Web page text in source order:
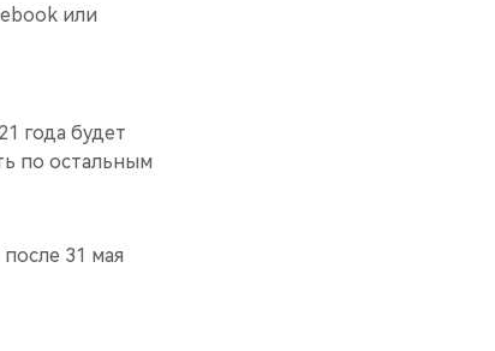
или
года будет
по остальным
31 мая